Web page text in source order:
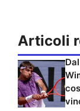
Articoli